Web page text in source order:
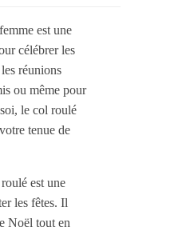
est une
célébrer les
réunions
ou même pour
le col roulé
tenue de
est une
les fêtes. Il
Noël tout en